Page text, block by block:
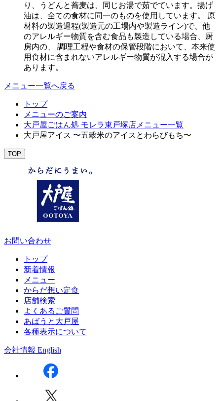
り、うどんと蕎麦は、同じお湯で茹でています。揚げ
油は、全ての食材に同一のものを使用しています。 原
材料の製造過程(製造元の工場内や製造ライン)で、他
のアレルギー物質を含む食品も製造している場合、厨
房内の、 調理工程や食材の保管段階において、本来使
用食材に含まれないアレルギー物質が混入する場合が
あります。
メニュー一覧へ戻る
トップ
メニューのご案内
大戸屋ごはん処 モレラ東戸塚店メニュー一覧
大戸屋アイス 〜五穀米のアイスとわらびもち〜
TOP
お問い合わせ
トップ
新着情報
メニュー
からだ想い定食
店舗検索
よくあるご質問
あばうと大戸屋
各種表示について
会社情報 English